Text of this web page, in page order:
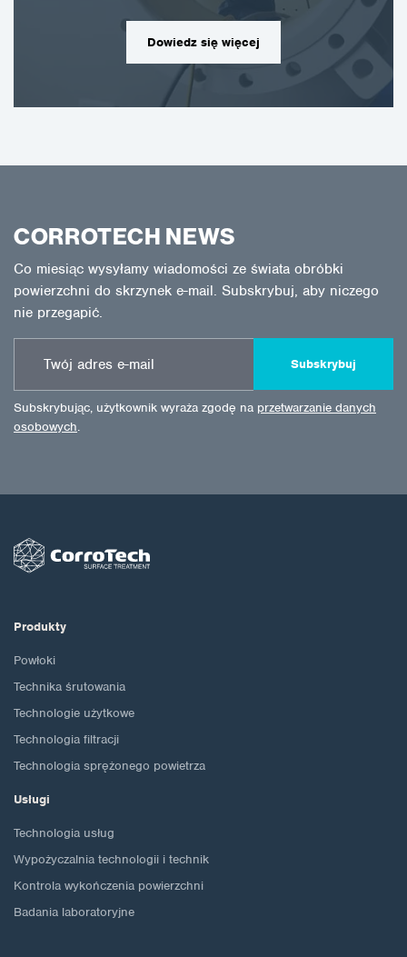
Dowiedz się więcej
CORROTECH NEWS
Co miesiąc wysyłamy wiadomości ze świata obróbki
powierzchni do skrzynek e-mail. Subskrybuj, aby niczego
nie przegapić.
Subskrybuj
Subskrybując, użytkownik wyraża zgodę na przetwarzanie danych
osobowych.
Produkty
Powłoki
Technika śrutowania
Technologie użytkowe
Technologia filtracji
Technologia sprężonego powietrza
Usługi
Technologia usług
Wypożyczalnia technologii i technik
Kontrola wykończenia powierzchni
Badania laboratoryjne